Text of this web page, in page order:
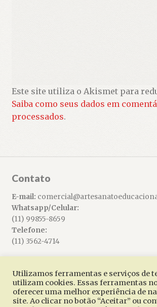
Este site utiliza o Akismet para
Saiba como seus dados em
processados.
Contato
E-mail:
Whatsapp/Celular:
(11) 99855-8659
Telefone:
(11) 3562-4714
© Artesanato Educacional 2026
Utilizamos ferramentas e serviços de
utilizam cookies. Essas ferramentas
oferecer uma melhor experiência de
site. Ao clicar no botão “Aceitar” ou